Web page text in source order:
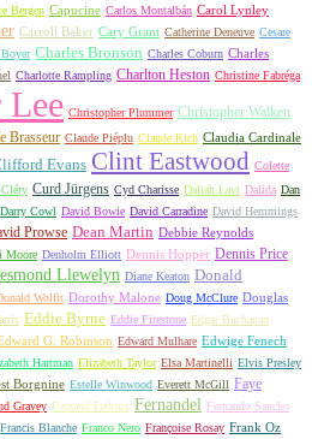
Bergen Capucine Carlos Montalbán Carol Lynley
Carroll Baker Cary Grant Catherine Deneuve Cesare
Charles Bronson Charles Coburn Charles
Charlotte Rampling Charlton Heston Christine Fabréga
Lee Christopher Plummer Christopher Walken
Brasseur Claude Piéplu Claude Rich Claudia Cardinale
Evans Clint Eastwood Colette
Curd Jürgens Cyd Charisse Daliah Lavi Dalida Dan
Darry Cowl David Bowie David Carradine David Hemmings
Prowse Dean Martin Debbie Reynolds
Moore Denholm Elliott Dennis Hopper Dennis Price
Llewelyn Diane Keaton Donald
Wolfit Dorothy Malone Doug McClure Douglas
Eddie Byrne Eddie Firestone Edgar Buchanan
G. Robinson Edward Mulhare Edwige Fenech
Hartman Elizabeth Taylor Elsa Martinelli Elvis Presley
Borgnine Estelle Winwood Everett McGill Faye
Gravey Fernand Ledoux Fernandel Fernando Sancho
Francis Blanche Franco Nero Françoise Rosay Frank Oz